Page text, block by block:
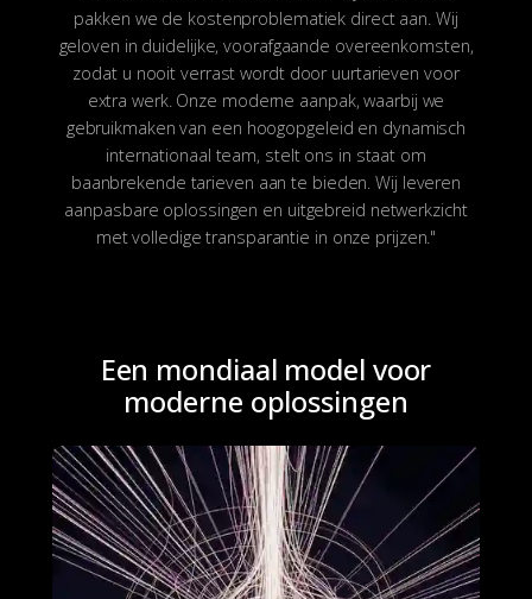
pakken we de kostenproblematiek direct aan. Wij
geloven in duidelijke, voorafgaande overeenkomsten,
zodat u nooit verrast wordt door uurtarieven voor
extra werk. Onze moderne aanpak, waarbij we
gebruikmaken van een hoogopgeleid en dynamisch
internationaal team, stelt ons in staat om
baanbrekende tarieven aan te bieden. Wij leveren
aanpasbare oplossingen en uitgebreid netwerkzicht
met volledige transparantie in onze prijzen."
Een mondiaal model voor
moderne oplossingen